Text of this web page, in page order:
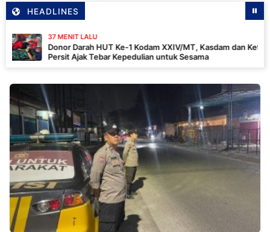
HEADLINES
37 MENIT LALU
Donor Darah HUT Ke-1 Kodam XXIV/MT, Kasdam dan Ketua
Persit Ajak Tebar Kepedulian untuk Sesama